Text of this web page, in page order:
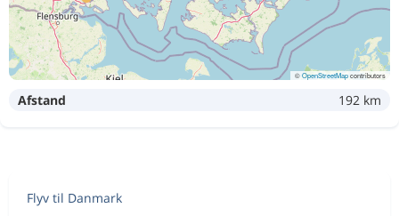
©OpenStreetMapcontributors
Afstand 192 km
Flyv til Danmark